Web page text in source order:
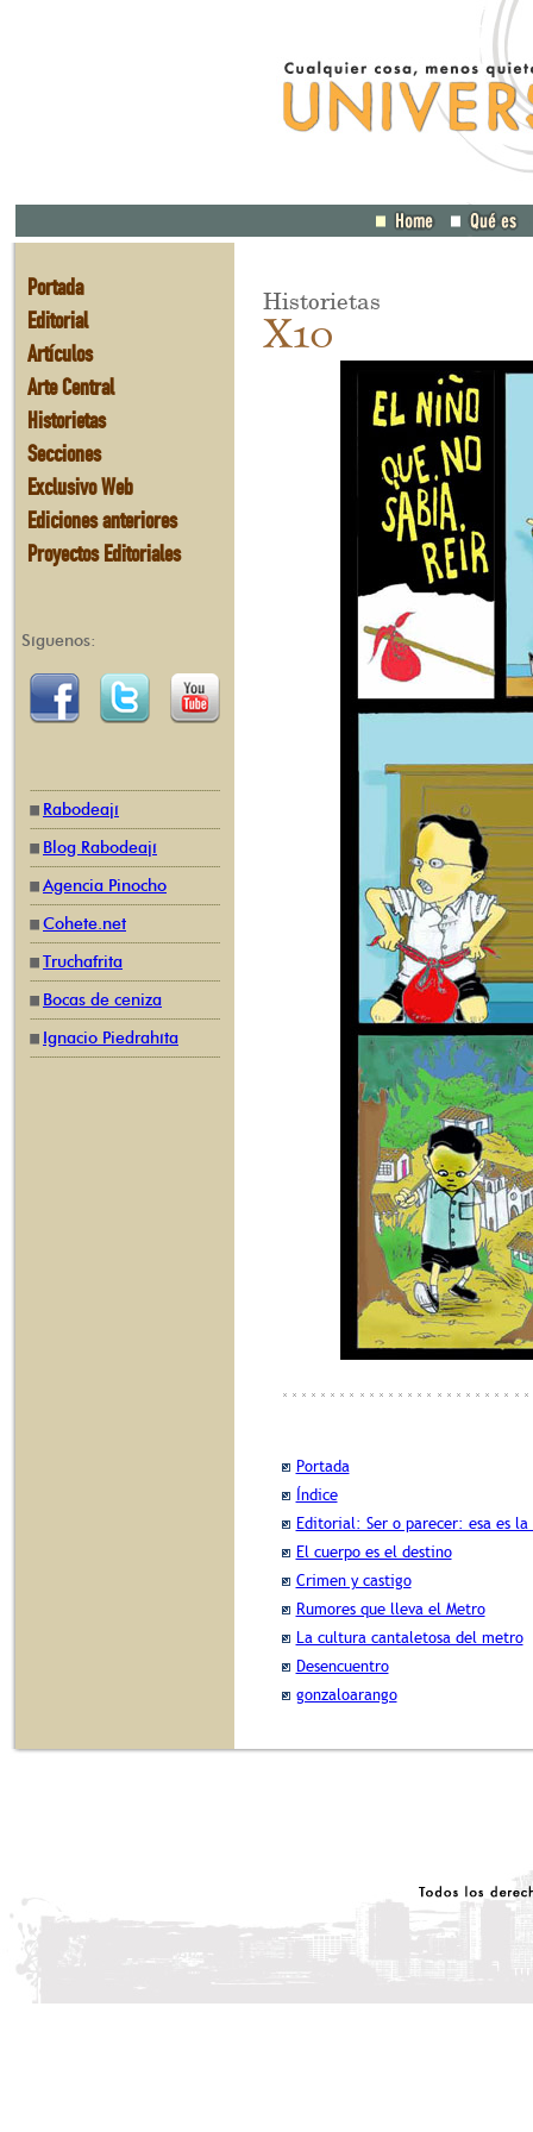
Portada
Editorial
Artículos
Arte Central
Historietas
Secciones
Exclusivo Web
Ediciones anteriores
Proyectos Editoriales
Síguenos:
Rabodeají
Blog Rabodeají
Agencia Pinocho
Cohete.net
Truchafrita
Bocas de ceniza
Ignacio Piedrahíta
Historietas
X10
Portada
Índice
Editorial: Ser o parecer: esa es la
El cuerpo es el destino
Crimen y castigo
Rumores que lleva el Metro
La cultura cantaletosa del metro
Desencuentro
gonzaloarango